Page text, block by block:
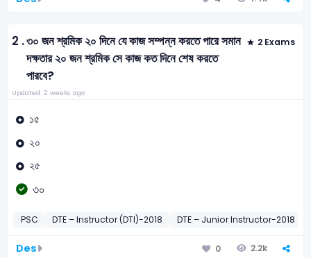
2 .৩০ জন শ্রমিক ২০ দিনে যে কাজ সম্পন্ন করতে পারে সমান
দক্ষতার ২০ জন শ্রমিক সে কাজ কত দিনে শেষ করতে
পারবে?
2 Exams
Updated: 2 weeks ago
১৫
২০
২৫
৩০
PSC DTE – Instructor (DTI)-2018 DTE – Junior Instructor-2018
Des 0 2.2k